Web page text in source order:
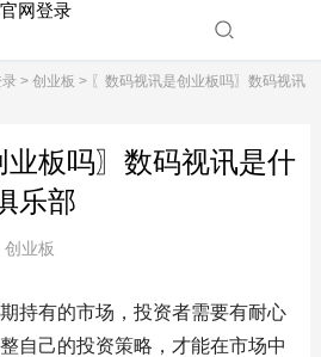
网登录
> 创业板 > 〖数码视讯是创业板吗〗数码视讯
业板吗〗数码视讯是什
乐部
创业板
持有的市场，投资者需要有耐心
自己的投资策略，才能在市场中